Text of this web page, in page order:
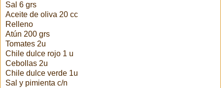
Sal 6 grs
Aceite de oliva 20 cc
Relleno
Atún 200 grs
Tomates 2u
Chile dulce rojo 1 u
Cebollas 2u
Chile dulce verde 1u
Sal y pimienta c/n